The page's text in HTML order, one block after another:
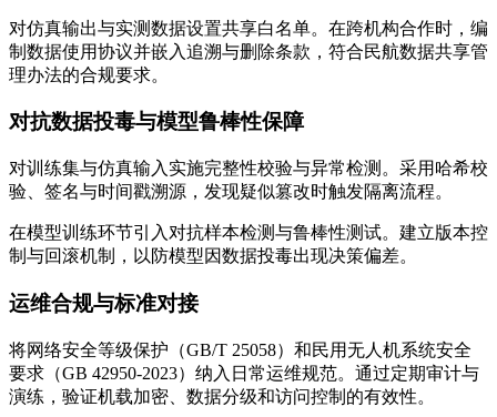
对仿真输出与实测数据设置共享白名单。在跨机构合作时，编
制数据使用协议并嵌入追溯与删除条款，符合民航数据共享管
理办法的合规要求。
对抗数据投毒与模型鲁棒性保障
对训练集与仿真输入实施完整性校验与异常检测。采用哈希校
验、签名与时间戳溯源，发现疑似篡改时触发隔离流程。
在模型训练环节引入对抗样本检测与鲁棒性测试。建立版本控
制与回滚机制，以防模型因数据投毒出现决策偏差。
运维合规与标准对接
将网络安全等级保护（GB/T 25058）和民用无人机系统安全
要求（GB 42950-2023）纳入日常运维规范。通过定期审计与
演练，验证机载加密、数据分级和访问控制的有效性。